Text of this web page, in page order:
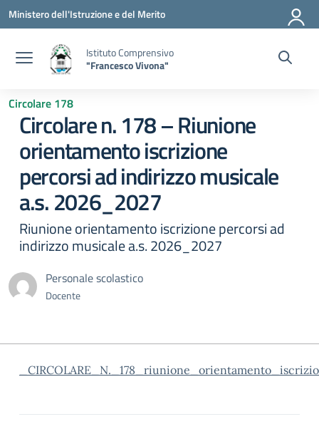
Vai ai contenuti
Vai al menu di navigazione
Vai al footer
Ministero dell'Istruzione e del Merito
Istituto Comprensivo
"Francesco Vivona"
Circolare 178
Circolare n. 178 – Riunione
orientamento iscrizione
percorsi ad indirizzo musicale
a.s. 2026_2027
Riunione orientamento iscrizione percorsi ad
indirizzo musicale a.s. 2026_2027
Personale scolastico
Docente